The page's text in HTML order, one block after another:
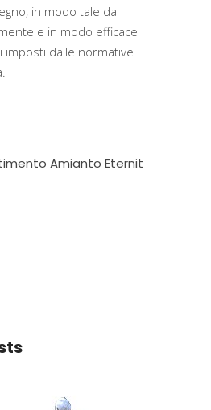
in modo tale da
e in modo efficace
imposti dalle normative
Amianto Eternit